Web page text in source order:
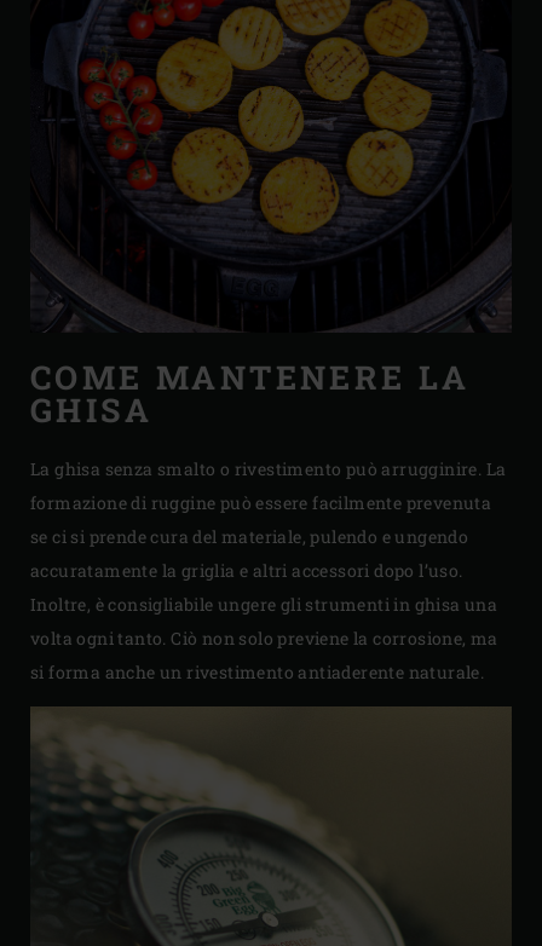
COME MANTENERE LA
GHISA
La ghisa senza smalto o rivestimento può arrugginire. La
formazione di ruggine può essere facilmente prevenuta
se ci si prende cura del materiale, pulendo e ungendo
accuratamente la griglia e altri accessori dopo l’uso.
Inoltre, è consigliabile ungere gli strumenti in ghisa una
volta ogni tanto. Ciò non solo previene la corrosione, ma
si forma anche un rivestimento antiaderente naturale.